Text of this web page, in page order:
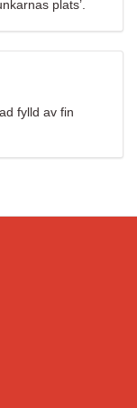
plats’.
fylld av fin